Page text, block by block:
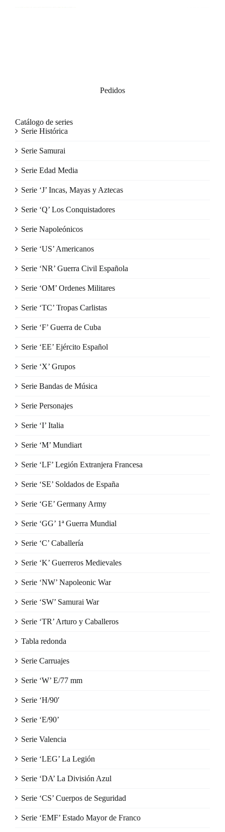
Pedidos
Catálogo de series
Serie Histórica
Serie Samurai
Serie Edad Media
Serie ‘J’ Incas, Mayas y Aztecas
Serie ‘Q’ Los Conquistadores
Serie Napoleónicos
Serie ‘US’ Americanos
Serie ‘NR’ Guerra Civil Española
Serie ‘OM’ Ordenes Militares
Serie ‘TC’ Tropas Carlistas
Serie ‘F’ Guerra de Cuba
Serie ‘EE’ Ejército Español
Serie ‘X’ Grupos
Serie Bandas de Música
Serie Personajes
Serie ‘I’ Italia
Serie ‘M’ Mundiart
Serie ‘LF’ Legión Extranjera Francesa
Serie ‘SE’ Soldados de España
Serie ‘GE’ Germany Army
Serie ‘GG’ 1ª Guerra Mundial
Serie ‘C’ Caballería
Serie ‘K’ Guerreros Medievales
Serie ‘NW’ Napoleonic War
Serie ‘SW’ Samurai War
Serie ‘TR’ Arturo y Caballeros
Tabla redonda
Serie Carruajes
Serie ‘W’ E/77 mm
Serie ‘H/90′
Serie ‘E/90’
Serie Valencia
Serie ‘LEG’ La Legión
Serie ‘DA’ La División Azul
Serie ‘CS’ Cuerpos de Seguridad
Serie ‘EMF’ Estado Mayor de Franco